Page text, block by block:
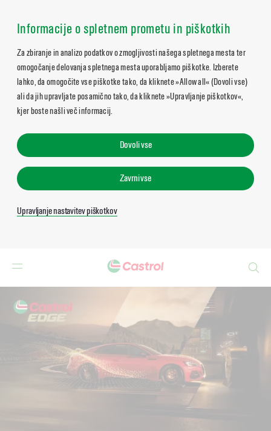
Informacije o spletnem prometu in piškotkih
Za zbiranje in analizo podatkov o zmogljivosti našega spletnega mesta ter
omogočanje delovanja spletnega mesta uporabljamo piškotke. Izberete
lahko, da omogočite vse piškotke tako, da kliknete »Allow all« (Dovoli vse)
ali da jih upravljate posamično tako, da kliknete »Upravljanje piškotkov«,
kjer boste našli več informacij.
Dovoli vse
Zavrni vse
Upravljanje nastavitev piškotkov